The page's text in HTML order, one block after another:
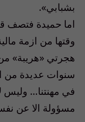
بشبابي».
اما حميدة فتصف
وقتها من ازمة
هجرتي «هريبة»
سنوات عديدة من
في مهنتنا… وليس
مسؤولة الا عن